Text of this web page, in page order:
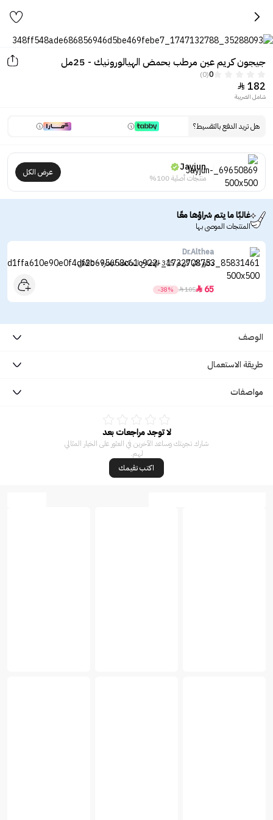
جيجون كريم عين مرطب بحمض الهيالورونيك - 25مل
0
(0)
182

شامل الضريبة
هل تريد الدفع بالتقسيط؟
Jayjun
منتجات أصلية 100%
عرض الكل
غالبًا ما يتم شراؤها معًا
المنتجات الموصى بها
Dr.Althea
دكتور الثيا كريم 345 للإصلاح المكثف للبشرة - 50مل
65

105

-38%
الوصف
طريقة الاستعمال
مواصفات
لا توجد مراجعات بعد
شارك تجربتك وساعد الآخرين في العثور على الخيار المثالي
لهم.
اكتب تقيمك